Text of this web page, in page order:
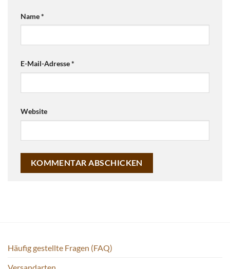
Name*
E-Mail-Adresse*
Website
Häufig gestellte Fragen (FAQ)